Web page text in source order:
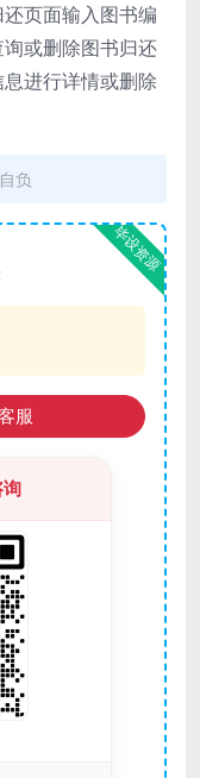
页面输入图书编
或删除图书归还
进行详情或删除
负
毕设资源
服
询